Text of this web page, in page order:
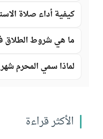
كيفية أداء صلاة
ما هي شروط الطلاق
لماذا سمي المحرم شهر
الأكثر قراءة